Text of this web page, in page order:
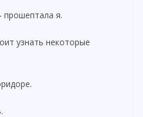
я.
узнать некоторые